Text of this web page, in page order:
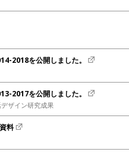
2018を公開しました。
2017を公開しました。
ザイン研究成果
料